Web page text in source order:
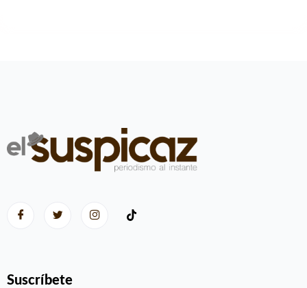
Suscríbete